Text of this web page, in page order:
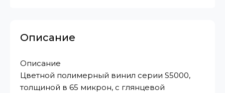
Описание
Описание
Цветной полимерный винил серии S5000,
толщиной в 65 микрон, с глянцевой